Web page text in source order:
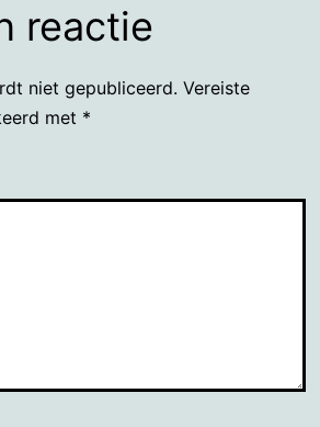
reactie
niet gepubliceerd. Vereiste
met *